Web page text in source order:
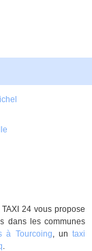
24 vous propose
dans les communes
à Tourcoing, un taxi
.